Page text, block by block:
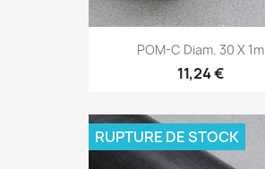
POM-C Diam. 30 X 1m
11,24 €
RUPTURE DE STOCK